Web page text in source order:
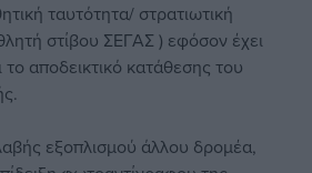
ταυτότητα/ στρατιωτική
στίβου ΣΕΓΑΣ ) εφόσον έχει
το αποδεικτικό κατάθεσης του
εξοπλισμού άλλου δρομέα,